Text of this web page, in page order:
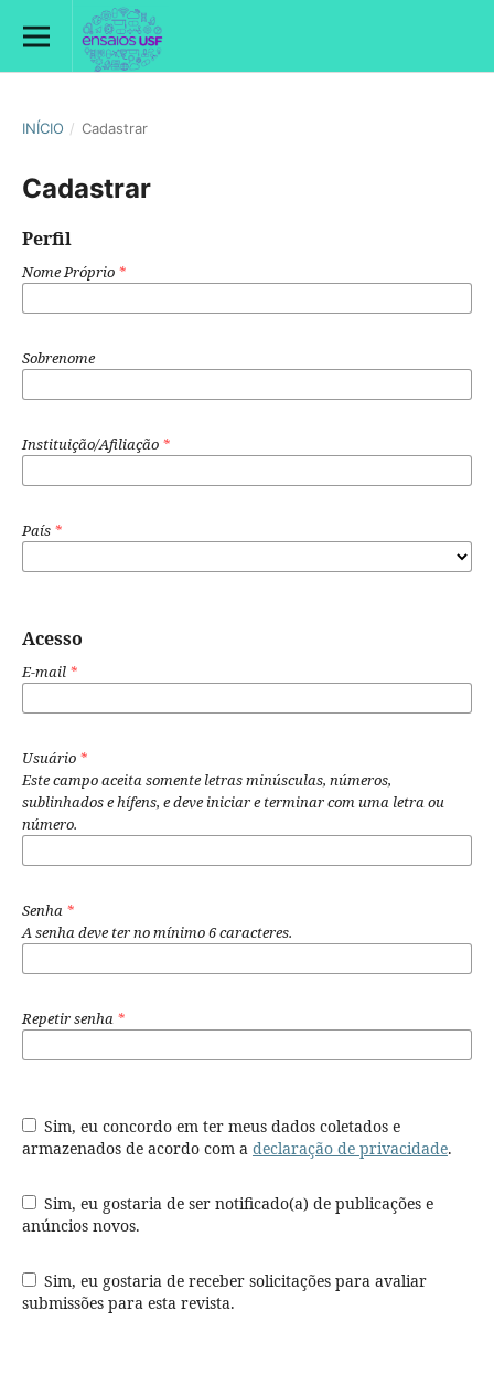
INÍCIO / Cadastrar
Cadastrar
Perfil
Nome Próprio *
Sobrenome
Instituição/Afiliação *
País *
Acesso
E-mail *
Usuário *
Este campo aceita somente letras minúsculas, números,
sublinhados e hífens, e deve iniciar e terminar com uma letra ou
número.
Senha *
A senha deve ter no mínimo 6 caracteres.
Repetir senha *
Sim, eu concordo em ter meus dados coletados e
armazenados de acordo com a declaração de privacidade.
Sim, eu gostaria de ser notificado(a) de publicações e
anúncios novos.
Sim, eu gostaria de receber solicitações para avaliar
submissões para esta revista.